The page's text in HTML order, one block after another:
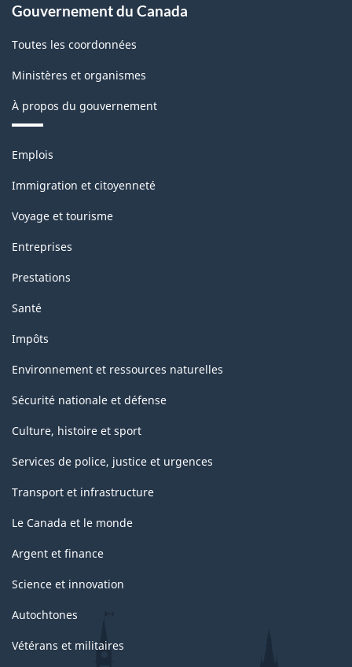
Gouvernement du Canada
Toutes les coordonnées
Ministères et organismes
À propos du gouvernement
Thèmes
sujets
Emplois
Immigration et citoyenneté
Voyage et tourisme
Entreprises
Prestations
Santé
Impôts
Environnement et ressources naturelles
Sécurité nationale et défense
Culture, histoire et sport
Services de police, justice et urgences
Transport et infrastructure
Le Canada et le monde
Argent et finance
Science et innovation
Autochtones
Vétérans et militaires